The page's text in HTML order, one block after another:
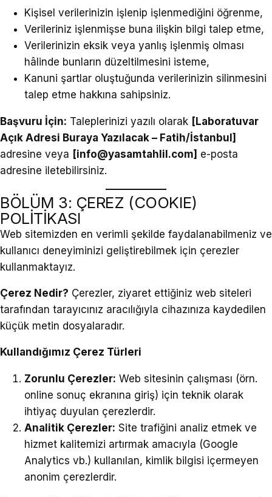
Kişisel verilerinizin işlenip işlenmediğini öğrenme,
Verileriniz işlenmişse buna ilişkin bilgi talep etme,
Verilerinizin eksik veya yanlış işlenmiş olması
hâlinde bunların düzeltilmesini isteme,
Kanuni şartlar oluştuğunda verilerinizin silinmesini
talep etme hakkına sahipsiniz.
Başvuru İçin: Taleplerinizi yazılı olarak [Laboratuvar
Açık Adresi Buraya Yazılacak – Fatih/İstanbul]
adresine veya [info@yasamtahlil.com] e-posta
adresine iletebilirsiniz.
BÖLÜM 3: ÇEREZ (COOKIE)
POLİTİKASI
Web sitemizden en verimli şekilde faydalanabilmeniz ve
kullanıcı deneyiminizi geliştirebilmek için çerezler
kullanmaktayız.
Çerez Nedir? Çerezler, ziyaret ettiğiniz web siteleri
tarafından tarayıcınız aracılığıyla cihazınıza kaydedilen
küçük metin dosyalaradır.
Kullandığımız Çerez Türleri
Zorunlu Çerezler: Web sitesinin çalışması (örn.
online sonuç ekranına giriş) için teknik olarak
ihtiyaç duyulan çerezlerdir.
Analitik Çerezler: Site trafiğini analiz etmek ve
hizmet kalitemizi artırmak amacıyla (Google
Analytics vb.) kullanılan, kimlik bilgisi içermeyen
anonim çerezlerdir.